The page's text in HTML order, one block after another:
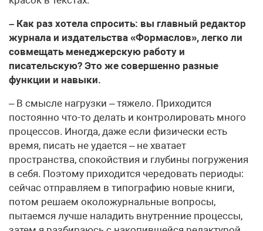
– Как раз хотела спросить: вы главный редактор
журнала и издательства «Форма­слов», легко ли
совмещать менеджерскую работу и
писательскую? Это же совершенно разные
функции и навыки.
– В смысле нагрузки – тяжело. Приходится
постоянно что-то делать и контролировать много
процессов. Иногда, даже если физически есть
время, писать не удается – не хватает
пространства, спокойствия и глубины погружения
в себя. Поэтому приходится чередовать периоды:
сейчас отправляем в типографию новые книги,
потом решаем околожурнальные вопросы,
пытаемся лучше наладить внутренние процессы,